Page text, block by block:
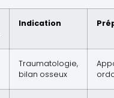
Indication
Traumatologie,
bilan osseux